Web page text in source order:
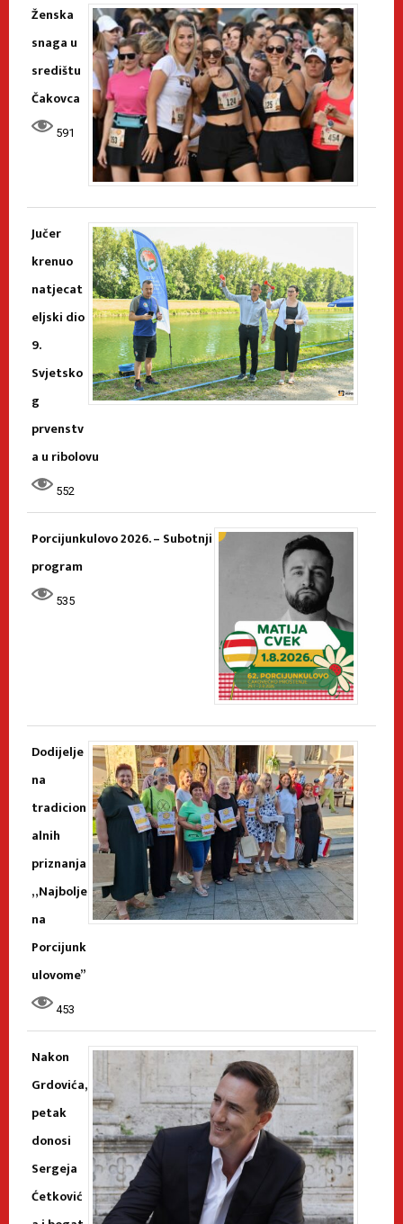
Ženska
snaga u
središtu
Čakovca
591
Jučer
krenuo
natjecat
eljski dio
9.
Svjetsko
g
prvenstv
a u ribolovu
552
Porcijunkulovo 2026. – Subotnji
program
535
Dodijelje
na
tradicion
alnih
priznanja
„Najbolje
na
Porcijunk
ulovome”
453
Nakon
Grdovića,
petak
donosi
Sergeja
Ćetković